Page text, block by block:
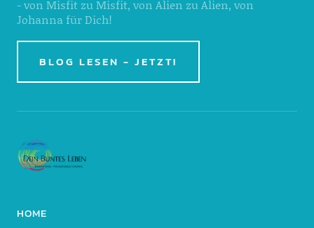
- von Misfit zu Misfit, von Alien zu Alien, von
Johanna für Dich!
BLOG LESEN - JETZT!
HOME